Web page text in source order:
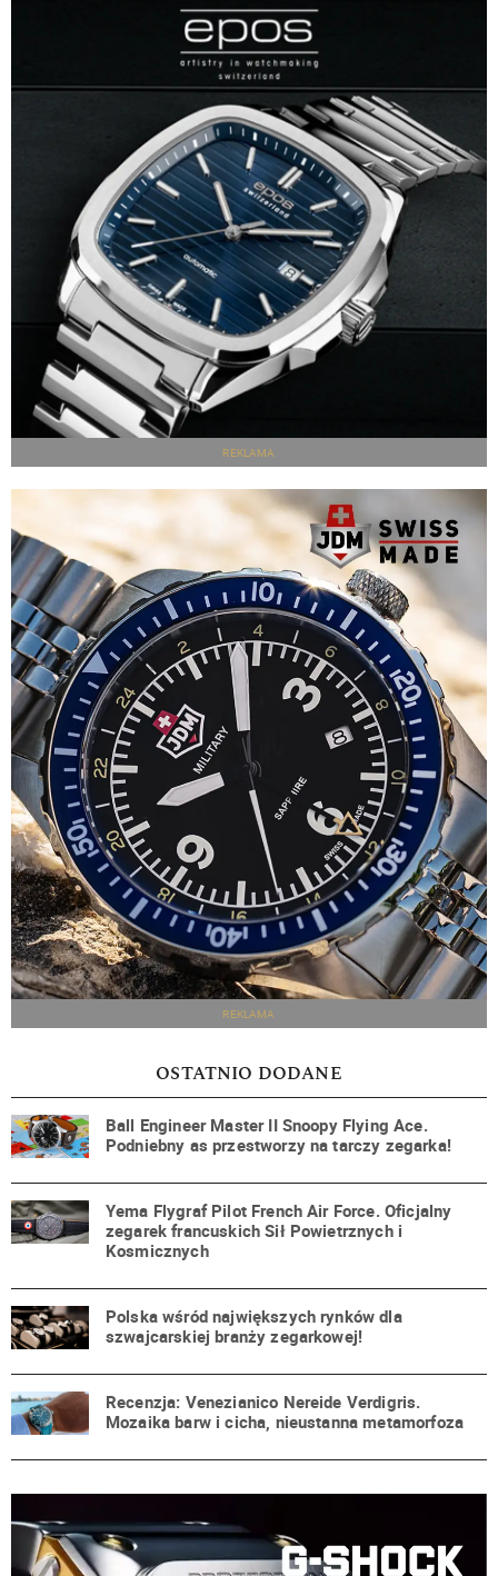
REKLAMA
REKLAMA
OSTATNIO DODANE
Ball Engineer Master II Snoopy Flying Ace.
Podniebny as przestworzy na tarczy zegarka!
Yema Flygraf Pilot French Air Force. Oficjalny
zegarek francuskich Sił Powietrznych i
Kosmicznych
Polska wśród największych rynków dla
szwajcarskiej branży zegarkowej!
Recenzja: Venezianico Nereide Verdigris.
Mozaika barw i cicha, nieustanna metamorfoza